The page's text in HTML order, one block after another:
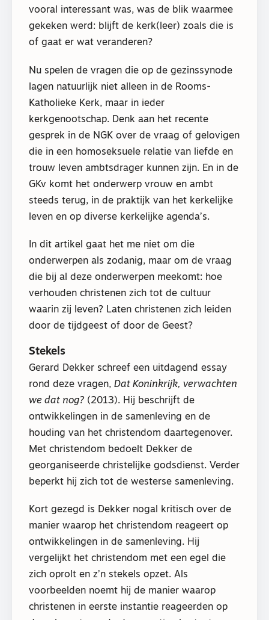
vooral interessant was, was de blik waarmee
gekeken werd: blijft de kerk(leer) zoals die is
of gaat er wat veranderen?
Nu spelen de vragen die op de gezinssynode
lagen natuurlijk niet alleen in de Rooms-
Katholieke Kerk, maar in ieder
kerkgenootschap. Denk aan het recente
gesprek in de NGK over de vraag of gelovigen
die in een homoseksuele relatie van liefde en
trouw leven ambtsdrager kunnen zijn. En in de
GKv komt het onderwerp vrouw en ambt
steeds terug, in de praktijk van het kerkelijke
leven en op diverse kerkelijke agenda’s.
In dit artikel gaat het me niet om die
onderwerpen als zodanig, maar om de vraag
die bij al deze onderwerpen meekomt: hoe
verhouden christenen zich tot de cultuur
waarin zij leven? Laten christenen zich leiden
door de tijdgeest of door de Geest?
Stekels
Gerard Dekker schreef een uitdagend essay
rond deze vragen, Dat Koninkrijk, verwachten
we dat nog? (2013). Hij beschrijft de
ontwikkelingen in de samenleving en de
houding van het christendom daartegenover.
Met christendom bedoelt Dekker de
georganiseerde christelijke godsdienst. Verder
beperkt hij zich tot de westerse samenleving.
Kort gezegd is Dekker nogal kritisch over de
manier waarop het christendom reageert op
ontwikkelingen in de samenleving. Hij
vergelijkt het christendom met een egel die
zich oprolt en z’n stekels opzet. Als
voorbeelden noemt hij de manier waarop
christenen in eerste instantie reageerden op